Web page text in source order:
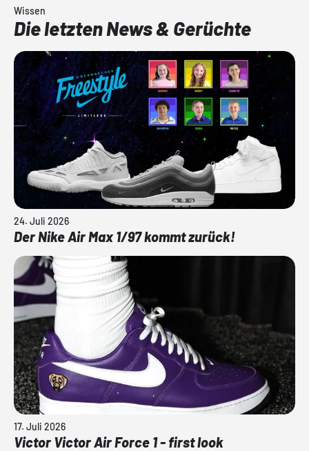
Wissen
Die letzten News & Gerüchte
24. Juli 2026
Der Nike Air Max 1/97 kommt zurück!
17. Juli 2026
Victor Victor Air Force 1 - first look